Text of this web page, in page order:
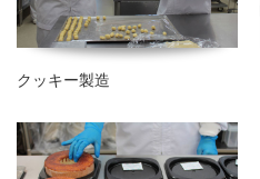
クッキー製造